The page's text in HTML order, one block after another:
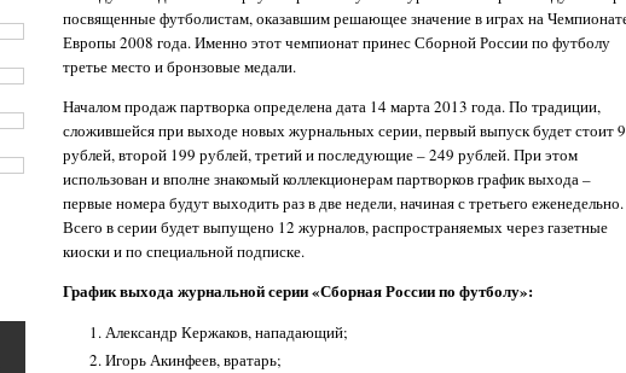
посвященные футболистам, оказавшим решающее значение в играх на
Европы 2008 года. Именно этот чемпионат принес Сборной России по футболу
третье место и бронзовые медали.
Началом продаж партворка определена дата 14 марта 2013 года. По традиции,
сложившейся при выходе новых журнальных серии, первый выпуск будет стоит
рублей, второй 199 рублей, третий и последующие – 249 рублей. При этом
использован и вполне знакомый коллекционерам партворков график выхода –
первые номера будут выходить раз в две недели, начиная с третьего еженедельно.
Всего в серии будет выпущено 12 журналов, распространяемых через газетные
киоски и по специальной подписке.
График выхода журнальной серии «Сборная России по футболу»:
Александр Кержаков, нападающий;
Игорь Акинфеев, вратарь;